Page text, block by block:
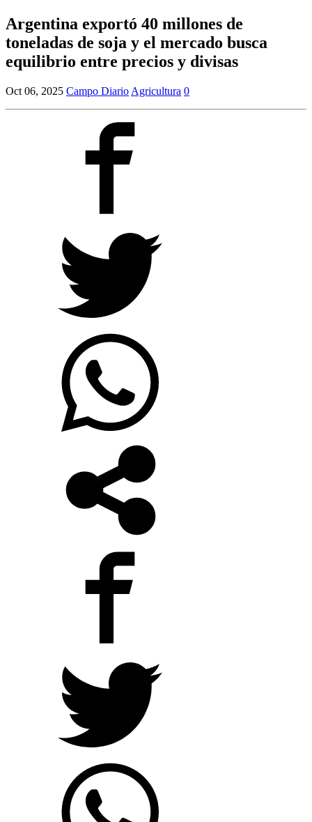
Argentina exportó 40 millones de
toneladas de soja y el mercado busca
equilibrio entre precios y divisas
Oct 06, 2025 Campo Diario Agricultura 0